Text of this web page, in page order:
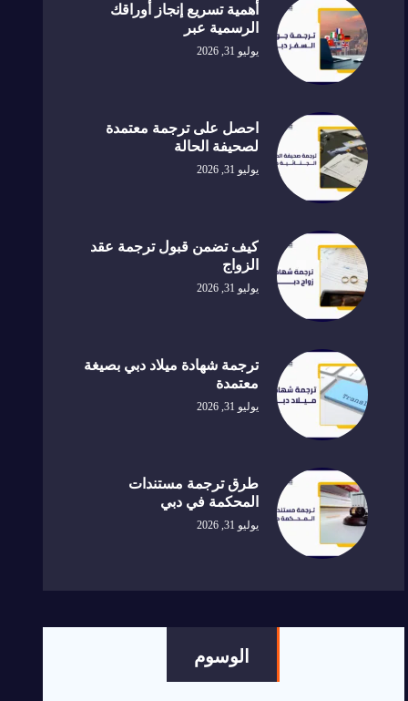
أهمية تسريع إنجاز أوراقك
الرسمية عبر
يوليو 31, 2026
احصل على ترجمة معتمدة
لصحيفة الحالة
يوليو 31, 2026
كيف تضمن قبول ترجمة عقد
الزواج
يوليو 31, 2026
ترجمة شهادة ميلاد دبي بصيغة
معتمدة
يوليو 31, 2026
طرق ترجمة مستندات
المحكمة في دبي
يوليو 31, 2026
الوسوم